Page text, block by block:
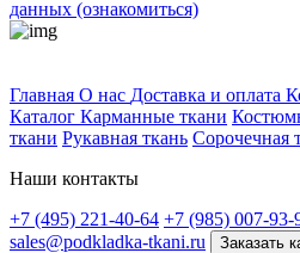
данных (ознакомиться)
Главная О нас Доставка и оплата
Каталог Карманные ткани
ткани Рукавная ткань Сорочечная
Наши контакты
+7 (495) 221-40-64 +7 (985) 007-93-
sales@podkladka-tkani.ru
Заказать